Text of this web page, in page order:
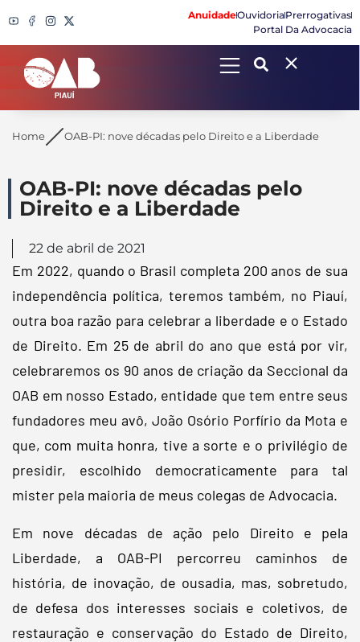
AnuidadeOuvidoriaPrerrogativas
Portal Da Advocacia
Search
Home OAB-PI: nove décadas pelo Direito e a Liberdade
OAB-PI: nove décadas pelo
Direito e a Liberdade
22 de abril de 2021
Em 2022, quando o Brasil completa 200 anos de sua
independência política, teremos também, no Piauí,
outra boa razão para celebrar a liberdade e o Estado
de Direito. Em 25 de abril do ano que está por vir,
celebraremos os 90 anos de criação da Seccional da
OAB em nosso Estado, entidade que tem entre seus
fundadores meu avô, João Osório Porfírio da Mota e
que, com muita honra, tive a sorte e o privilégio de
presidir, escolhido democraticamente para tal
mister pela maioria de meus colegas de Advocacia.
Em nove décadas de ação pelo Direito e pela
Liberdade, a OAB-PI percorreu caminhos de
história, de inovação, de ousadia, mas, sobretudo,
de defesa dos interesses sociais e coletivos, de
restauração e conservação do Estado de Direito,